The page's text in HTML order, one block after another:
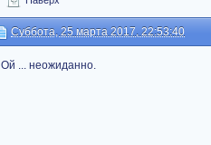
Суббота, 25 марта 2017, 22:53:40
Ой ... неожиданно.